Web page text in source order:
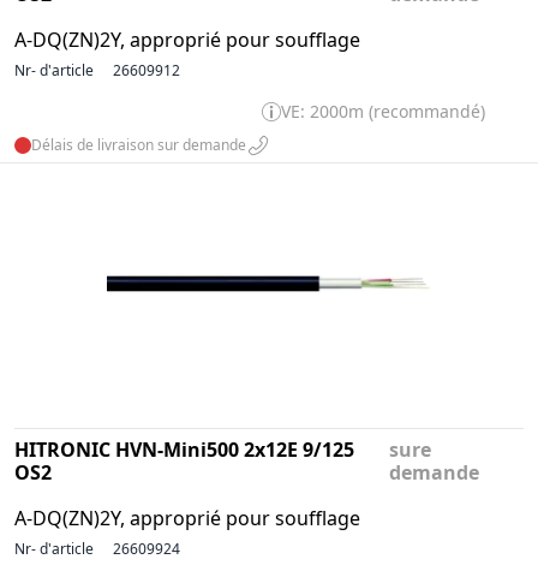
A-DQ(ZN)2Y, approprié pour soufflage
Nr- d'article 26609912
VE: 2000m (recommandé)
Délais de livraison sur demande
HITRONIC HVN-Mini500 2x12E 9/125
OS2
A-DQ(ZN)2Y, approprié pour soufflage
sure
demande
Nr- d'article 26609924